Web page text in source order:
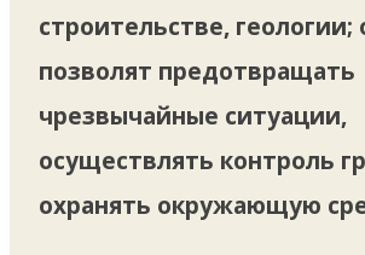
строительстве, геологии;
позволят предотвращать
чрезвычайные ситуации,
осуществлять контроль
охранять окружающую